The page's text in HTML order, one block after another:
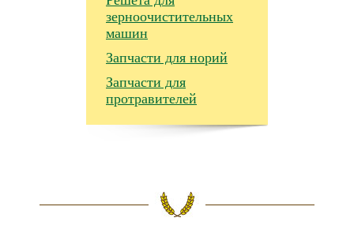
зерноочистительных
машин
Запчасти для норий
Запчасти для
протравителей